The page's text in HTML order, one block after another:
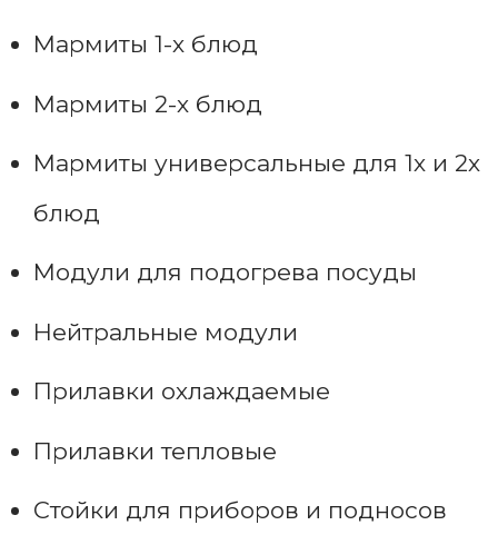
Мармиты 1-х блюд
Мармиты 2-х блюд
Мармиты универсальные для 1х и 2х
блюд
Модули для подогрева посуды
Нейтральные модули
Прилавки охлаждаемые
Прилавки тепловые
Стойки для приборов и подносов